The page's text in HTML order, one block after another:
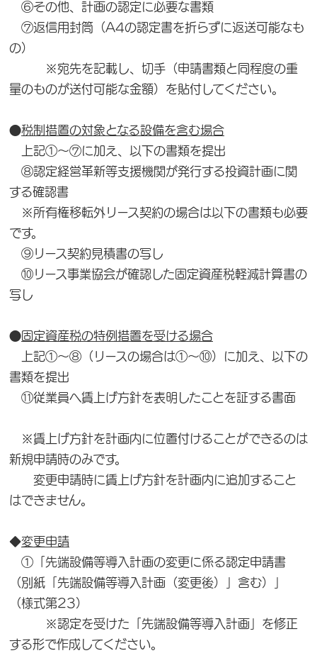
⑥その他、計画の認定に必要な書類
⑦返信用封筒（A4の認定書を折らずに返送可能なも
の）
※宛先を記載し、切手（申請書類と同程度の重
量のものが送付可能な金額）を貼付してください。
●税制措置の対象となる設備を含む場合
上記①～⑦に加え、以下の書類を提出
⑧認定経営革新等支援機関が発行する投資計画に関
する確認書
※所有権移転外リース契約の場合は以下の書類も必要
です。
⑨リース契約見積書の写し
⑩リース事業協会が確認した固定資産税軽減計算書の
写し
●固定資産税の特例措置を受ける場合
上記①～⑧（リースの場合は①～⑩）に加え、以下の
書類を提出
⑪従業員へ賃上げ方針を表明したことを証する書面
※賃上げ方針を計画内に位置付けることができるのは
新規申請時のみです。
変更申請時に賃上げ方針を計画内に追加すること
はできません。
◆変更申請
①「先端設備等導入計画の変更に係る認定申請書
（別紙「先端設備等導入計画（変更後）」含む）」
（様式第23）
※認定を受けた「先端設備等導入計画」を修正
する形で作成してください。